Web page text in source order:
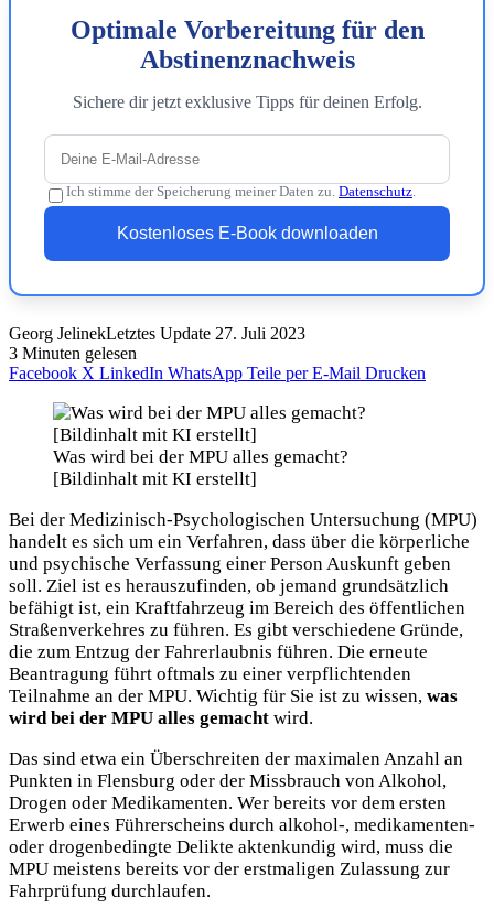
Optimale Vorbereitung für den
Abstinenznachweis
Sichere dir jetzt exklusive Tipps für deinen Erfolg.
Ich stimme der Speicherung meiner Daten zu. Datenschutz
Kostenloses E-Book downloaden
Georg JelinekLetztes Update 27. Juli 2023
3 Minuten gelesen
Facebook X LinkedIn WhatsApp Teile per E-Mail Drucken
Was wird bei der MPU alles gemacht?
[Bildinhalt mit KI erstellt]
Bei der Medizinisch-Psychologischen Untersuchung (MPU)
handelt es sich um ein Verfahren, dass über die körperliche
und psychische Verfassung einer Person Auskunft geben
soll. Ziel ist es herauszufinden, ob jemand grundsätzlich
befähigt ist, ein Kraftfahrzeug im Bereich des öffentlichen
Straßenverkehres zu führen. Es gibt verschiedene Gründe,
die zum Entzug der Fahrerlaubnis führen. Die erneute
Beantragung führt oftmals zu einer verpflichtenden
Teilnahme an der MPU. Wichtig für Sie ist zu wissen, was
wird bei der MPU alles gemacht wird.
Das sind etwa ein Überschreiten der maximalen Anzahl an
Punkten in Flensburg oder der Missbrauch von Alkohol,
Drogen oder Medikamenten. Wer bereits vor dem ersten
Erwerb eines Führerscheins durch alkohol-, medikamenten-
oder drogenbedingte Delikte aktenkundig wird, muss die
MPU meistens bereits vor der erstmaligen Zulassung zur
Fahrprüfung durchlaufen.